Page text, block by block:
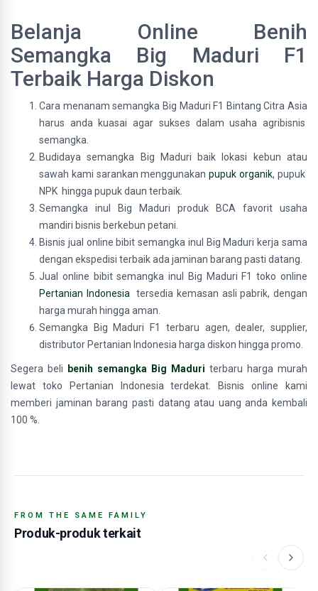
Belanja Online Benih
Semangka Big Maduri F1
Terbaik Harga Diskon
Cara menanam semangka Big Maduri F1 Bintang Citra Asia
harus anda kuasai agar sukses dalam usaha agribisnis
semangka.
Budidaya semangka Big Maduri baik lokasi kebun atau
sawah kami sarankan menggunakanpupuk organik, pupuk
NPK hingga pupuk daun terbaik.
Semangka inul Big Maduri produk BCA favorit usaha
mandiri bisnis berkebun petani.
Bisnis jual online bibit semangka inul Big Maduri kerja sama
dengan ekspedisi terbaik ada jaminan barang pasti datang.
Jual online bibit semangka inul Big Maduri F1 toko online
Pertanian Indonesia tersedia kemasan asli pabrik, dengan
harga murah hingga aman.
Semangka Big Maduri F1 terbaru agen, dealer, supplier,
distributor Pertanian Indonesia harga diskon hingga promo.
Segera beli benih semangka Big Maduri terbaru harga murah
lewat toko Pertanian Indonesia terdekat. Bisnis online kami
memberi jaminan barang pasti datang atau uang anda kembali
100 %.
FROM THE SAME FAMILY
Produk-produk terkait